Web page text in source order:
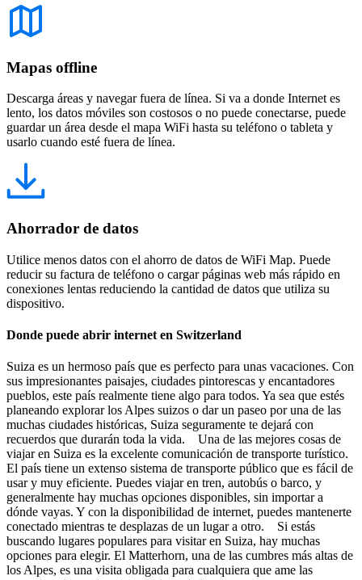
Mapas offline
Descarga áreas y navegar fuera de línea. Si va a donde Internet es
lento, los datos móviles son costosos o no puede conectarse, puede
guardar un área desde el mapa WiFi hasta su teléfono o tableta y
usarlo cuando esté fuera de línea.
Ahorrador de datos
Utilice menos datos con el ahorro de datos de WiFi Map. Puede
reducir su factura de teléfono o cargar páginas web más rápido en
conexiones lentas reduciendo la cantidad de datos que utiliza su
dispositivo.
Donde puede abrir internet en Switzerland
Suiza es un hermoso país que es perfecto para unas vacaciones. Con
sus impresionantes paisajes, ciudades pintorescas y encantadores
pueblos, este país realmente tiene algo para todos. Ya sea que estés
planeando explorar los Alpes suizos o dar un paseo por una de las
muchas ciudades históricas, Suiza seguramente te dejará con
recuerdos que durarán toda la vida. Una de las mejores cosas de
viajar en Suiza es la excelente comunicación de transporte turístico.
El país tiene un extenso sistema de transporte público que es fácil de
usar y muy eficiente. Puedes viajar en tren, autobús o barco, y
generalmente hay muchas opciones disponibles, sin importar a
dónde vayas. Y con la disponibilidad de internet, puedes mantenerte
conectado mientras te desplazas de un lugar a otro. Si estás
buscando lugares populares para visitar en Suiza, hay muchas
opciones para elegir. El Matterhorn, una de las cumbres más altas de
los Alpes, es una visita obligada para cualquiera que ame las